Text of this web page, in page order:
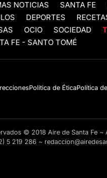
NOTICIAS SANTA FE
DEPORTES
OCIO SOCIEDAD
FE - SANTO TOMÉ
Politica de ÉticaPolítica
© 2018 Aire de Santa Fe ~
5 219 286 ~